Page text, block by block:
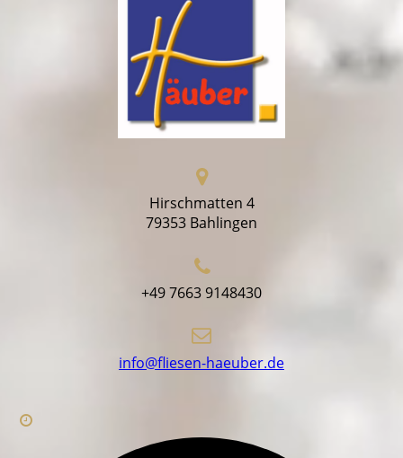
Hirschmatten 4
79353 Bahlingen
+49 7663 9148430
info@fliesen-haeuber.de